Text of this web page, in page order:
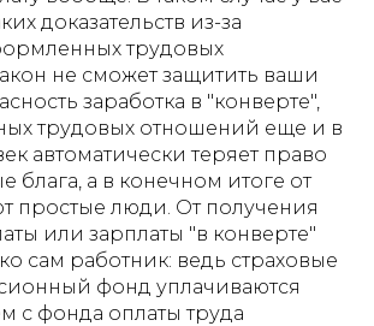
доказательств из-за
трудовых
не сможет защитить ваши
заработка в "конверте",
трудовых отношений еще и в
автоматически теряет право
блага, а в конечном итоге от
простые люди. От получения
или зарплаты "в конверте"
сам работник: ведь страховые
фонд уплачиваются
с фонда оплаты труда